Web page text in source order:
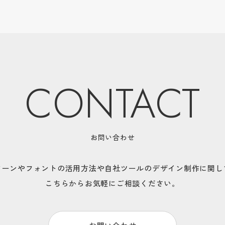
CONTACT
お問い合わせ
ンやフォントの活用方法や自社ツールのデザイン制作に関
こちらからお気軽にご相談ください。